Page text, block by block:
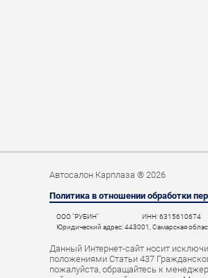
Автосалон Карплаза ® 2026
Политика в отношении обработки
ООО "РУБИН" ИНН: 6315610674
Юридический адрес: 443001, Самарская
Данный Интернет-сайт носит
положениями Статьи 437
пожалуйста, обращайтесь к